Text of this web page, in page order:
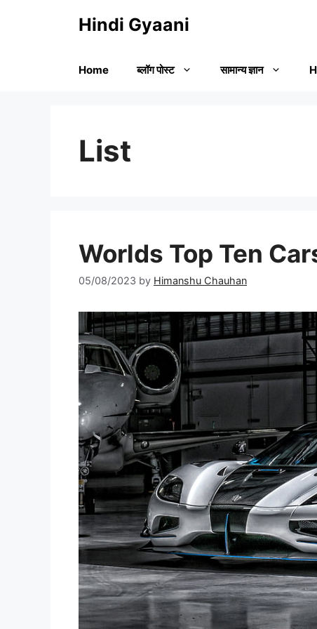
Hindi Gyaani
Home ब्लॉग पोस्ट सामान्य ज्ञान
List
Worlds Top Ten
05/08/2023 by Himanshu Chauhan